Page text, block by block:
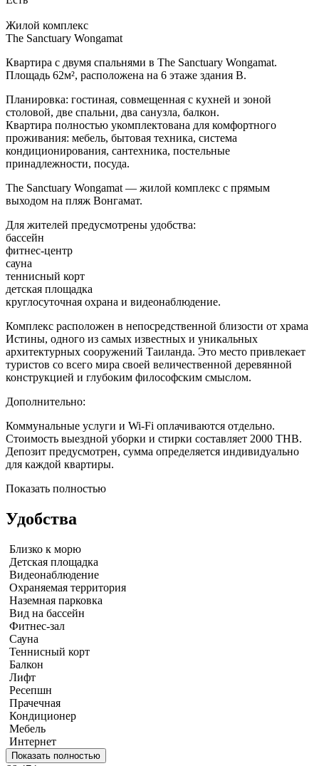
Жилой комплекс
The Sanctuary Wongamat
Квартира с двумя спальнями в The Sanctuary Wongamat.
Площадь 62м², расположена на 6 этаже здания В.
Планировка: гостиная, совмещенная с кухней и зоной
столовой, две спальни, два санузла, балкон.
Квартира полностью укомплектована для комфортного
проживания: мебель, бытовая техника, система
кондиционирования, сантехника, постельные
принадлежности, посуда.
The Sanctuary Wongamat — жилой комплекс с прямым
выходом на пляж Вонгамат.
Для жителей предусмотрены удобства:
бассейн
фитнес-центр
сауна
теннисный корт
детская площадка
круглосуточная охрана и видеонаблюдение.
Комплекс расположен в непосредственной близости от храма
Истины, одного из самых известных и уникальных
архитектурных сооружений Таиланда. Это место привлекает
туристов со всего мира своей величественной деревянной
конструкцией и глубоким философским смыслом.
Дополнительно:
Коммунальные услуги и Wi-Fi оплачиваются отдельно.
Стоимость выездной уборки и стирки составляет 2000 THB.
Депозит предусмотрен, сумма определяется индивидуально
для каждой квартиры.
Показать полностью
Удобства
Близко к морю
Детская площадка
Видеонаблюдение
Охраняемая территория
Наземная парковка
Вид на бассейн
Фитнес-зал
Сауна
Теннисный корт
Балкон
Лифт
Ресепшн
Прачечная
Кондиционер
Мебель
Интернет
Показать полностью